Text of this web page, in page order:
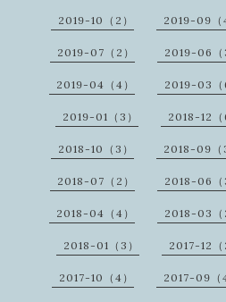
2019-10（2） 2019-09（4
2019-07（2） 2019-06（
2019-04（4） 2019-03（
2019-01（3） 2018-12（
2018-10（3） 2018-09（3
2018-07（2） 2018-06（
2018-04（4） 2018-03（
2018-01（3） 2017-12（
2017-10（4） 2017-09（4